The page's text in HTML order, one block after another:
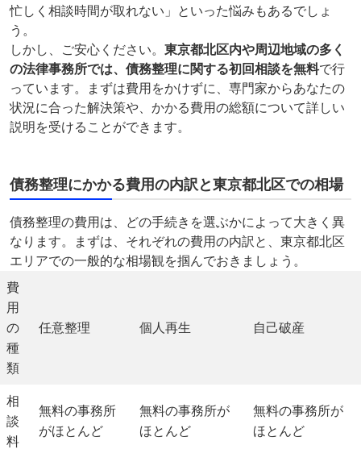
忙しく相談時間が取れない」といった悩みもあるでしょ
う。
しかし、ご安心ください。 東京都北区内や周辺地域の多く
の法律事務所では、債務整理に関する初回相談を無料で行
っています。まずは費用をかけずに、専門家からあなたの
状況に合った解決策や、かかる費用の総額について詳しい
説明を受けることができます。
債務整理にかかる費用の内訳と東京都北区での相場
債務整理の費用は、どの手続きを選ぶかによって大きく異
なります。まずは、それぞれの費用の内訳と、東京都北区
エリアでの一般的な相場観を掴んでおきましょう。
費
用
の
種
類
任意整理 個人再生 自己破産
相
談
料
無料の事務所
がほとんど
無料の事務所が
ほとんど
無料の事務所が
ほとんど